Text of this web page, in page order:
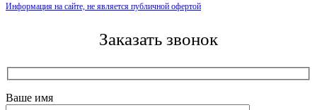
Информация на сайте, не является публичной офертой
Заказать звонок
Ваше имя